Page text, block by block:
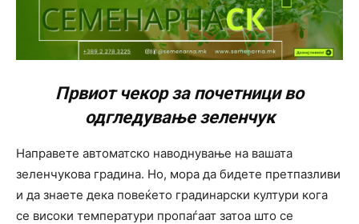
Првиот чекор за почетници во
одгледување зеленчук
Направете автоматско наводнување на вашата
зеленчукова градина. Но, мора да бидете претпазливи
и да знаете дека повеќето градинарски култури кога
се високи температури пропаѓаат затоа што се